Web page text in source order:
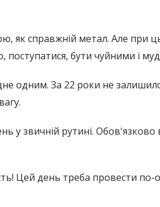
як справжній метал. Але при
бути чуйними і
одним. За 22 роки не
у звичній рутині. Обов'язково
Цей день треба провести